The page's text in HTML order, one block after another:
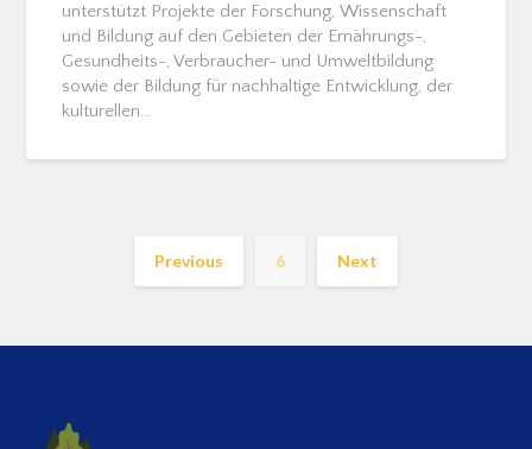
unterstützt Projekte der Forschung, Wissenschaft
und Bildung auf den Gebieten der Ernährungs-,
Gesundheits-, Verbraucher- und Umweltbildung
sowie der Bildung für nachhaltige Entwicklung, der
kulturellen…
Previous 6 Next